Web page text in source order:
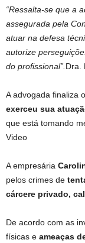
“Ressalta-se que a
assegurada pela
atuar na defesa
autorize
do profissional”. Dra.
A advogada finaliza o
exerceu sua
que está tomando
Video
A empresária
pelos crimes de
cárcere privado,
De acordo com as
físicas e ameaças